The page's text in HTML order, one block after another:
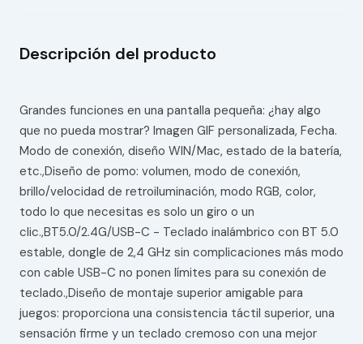
Descripción del producto
Grandes funciones en una pantalla pequeña: ¿hay algo
que no pueda mostrar? Imagen GIF personalizada, Fecha.
Modo de conexión, diseño WIN/Mac, estado de la batería,
etc.,Diseño de pomo: volumen, modo de conexión,
brillo/velocidad de retroiluminación, modo RGB, color,
todo lo que necesitas es solo un giro o un
clic.,BT5.0/2.4G/USB-C - Teclado inalámbrico con BT 5.0
estable, dongle de 2,4 GHz sin complicaciones más modo
con cable USB-C no ponen límites para su conexión de
teclado.,Diseño de montaje superior amigable para
juegos: proporciona una consistencia táctil superior, una
sensación firme y un teclado cremoso con una mejor